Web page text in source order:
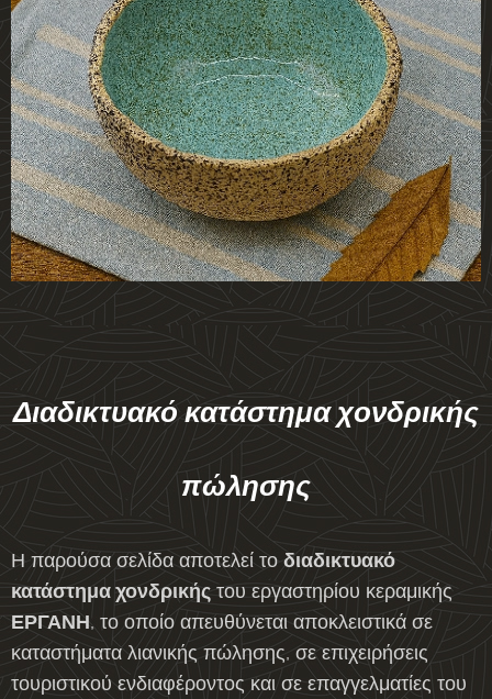
Διαδικτυακό κατάστημα χονδρικής
πώλησης
Η παρούσα σελίδα αποτελεί το διαδικτυακό
κατάστημα χονδρικής του εργαστηρίου κεραμικής
ΕΡΓΑΝΗ, το οποίο απευθύνεται αποκλειστικά σε
καταστήματα λιανικής πώλησης, σε επιχειρήσεις
τουριστικού ενδιαφέροντος και σε επαγγελματίες του